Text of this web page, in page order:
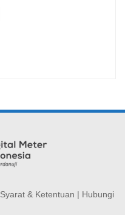
Syarat & Ketentuan | Hubungi